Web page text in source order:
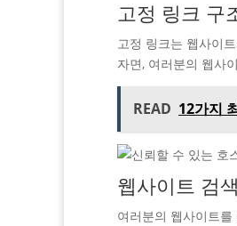
고정 링크 구
고정 링크는 웹사이
자면, 여러분의 웹사
READ 12가지
웹사이트 검
여러분의 웹사이트